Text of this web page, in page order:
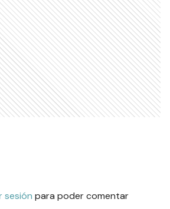
sesión para poder comentar